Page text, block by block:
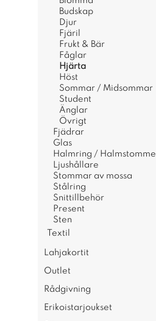
Budskap
Djur
Fjäril
Frukt & Bär
Fåglar
Hjärta
Höst
Sommar / Midsommar
Student
Änglar
Övrigt
Fjädrar
Glas
Halmring / Halmstomme
Ljushållare
Stommar av mossa
Stålring
Snittillbehör
Present
Sten
Textil
Lahjakortit
Outlet
Rådgivning
Erikoistarjoukset